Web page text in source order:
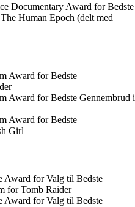
Documentary Award for Bedste
Human Epoch (delt med
Award for Bedste
Award for Bedste Gennembrud i
Award for Bedste
Girl
Award for Valg til Bedste
for Tomb Raider
Award for Valg til Bedste